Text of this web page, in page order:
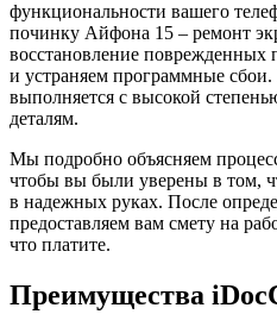
функциональности вашего
починку Айфона 15 – ремонт
восстановление поврежденных
и устраняем программные
выполняется с высокой
деталям.
Мы подробно объясняем
чтобы вы были уверены в том,
в надежных руках. После
предоставляем вам смету на
что платите.
Преимущества